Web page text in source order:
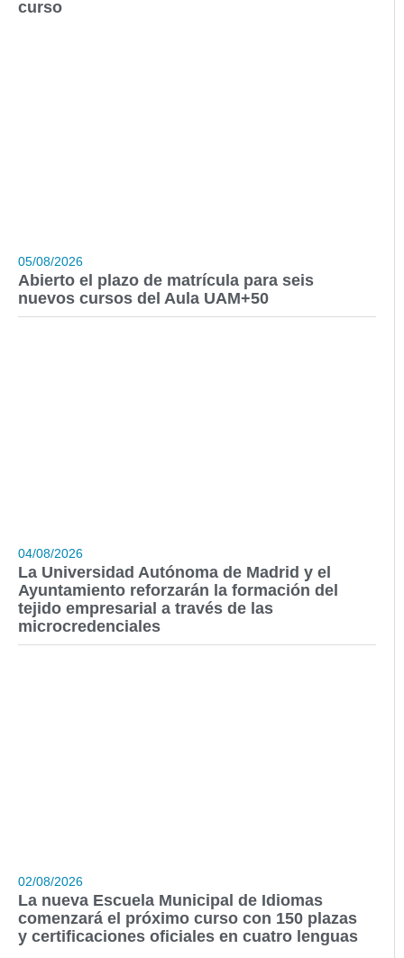
curso
05/08/2026
Abierto el plazo de matrícula para seis
nuevos cursos del Aula UAM+50
04/08/2026
La Universidad Autónoma de Madrid y el
Ayuntamiento reforzarán la formación del
tejido empresarial a través de las
microcredenciales
02/08/2026
La nueva Escuela Municipal de Idiomas
comenzará el próximo curso con 150 plazas
y certificaciones oficiales en cuatro lenguas